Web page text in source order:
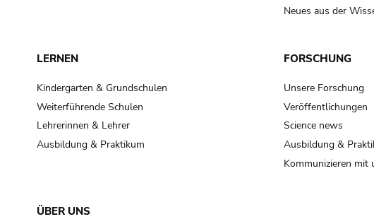
Neues aus der
LERNEN
Kindergarten & Grundschulen
Weiterführende Schulen
Lehrerinnen & Lehrer
Ausbildung & Praktikum
FORSCHUNG
Unsere Forschung
Veröffentlichungen
Science news
Ausbildung &
Kommunizieren mit
ÜBER UNS